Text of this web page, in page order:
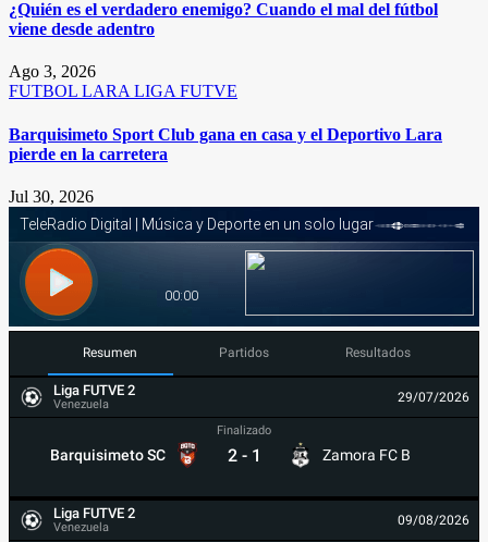
¿Quién es el verdadero enemigo? Cuando el mal del fútbol
viene desde adentro
Ago 3, 2026
FUTBOL LARALIGA FUTVE
Barquisimeto Sport Club gana en casa y el Deportivo Lara
pierde en la carretera
Jul 30, 2026
Resumen Partidos Resultados
Liga FUTVE 2
Venezuela 29/07/2026
Barquisimeto SC
Finalizado
2 - 1 Zamora FC B
Liga FUTVE 2
Venezuela 09/08/2026